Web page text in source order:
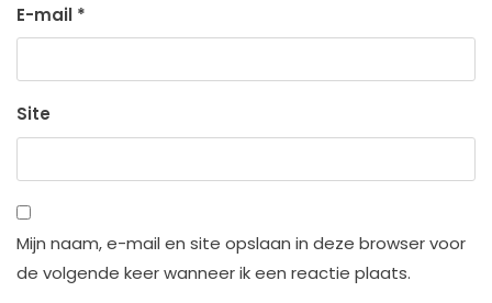
E-mail *
Site
Mijn naam, e-mail en site opslaan in deze browser voor
de volgende keer wanneer ik een reactie plaats.